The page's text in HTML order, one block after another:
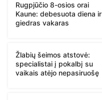
Rugpjūčio 8-osios orai
Kaune: debesuota diena ir
giedras vakaras
Žlabių šeimos atstovė:
specialistai į pokalbį su
vaikais atėjo nepasiruošę